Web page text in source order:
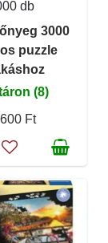
db
3000
puzzle
(8)
Ft